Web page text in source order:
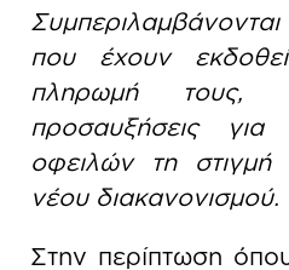
που έχουν
πληρωμή τους,
προσαυξήσεις
οφειλών τη
νέου διακανονισμού.
Στην περίπτωση